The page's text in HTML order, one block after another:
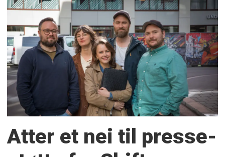
Atter et nei til presse­